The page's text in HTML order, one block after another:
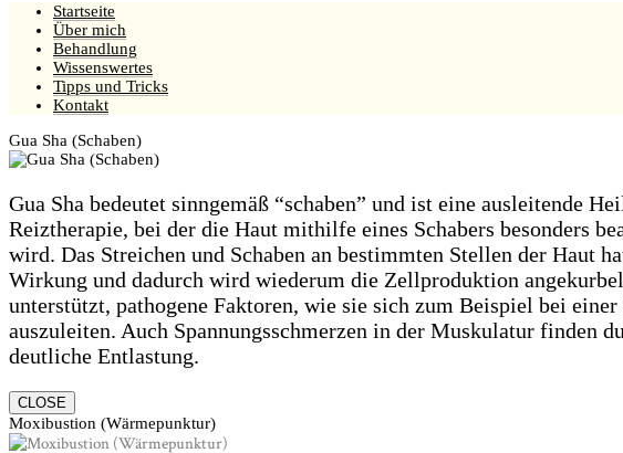
Startseite
Über mich
Behandlung
Wissenswertes
Tipps und Tricks
Kontakt
Gua Sha (Schaben)
Gua Sha bedeutet sinngemäß “schaben” und ist eine ausleitende
Reiztherapie, bei der die Haut mithilfe eines Schabers besonders
wird. Das Streichen und Schaben an bestimmten Stellen der Haut
Wirkung und dadurch wird wiederum die Zellproduktion
unterstützt, pathogene Faktoren, wie sie sich zum Beispiel bei
auszuleiten. Auch Spannungsschmerzen in der Muskulatur finden
deutliche Entlastung.
CLOSE
Moxibustion (Wärmepunktur)